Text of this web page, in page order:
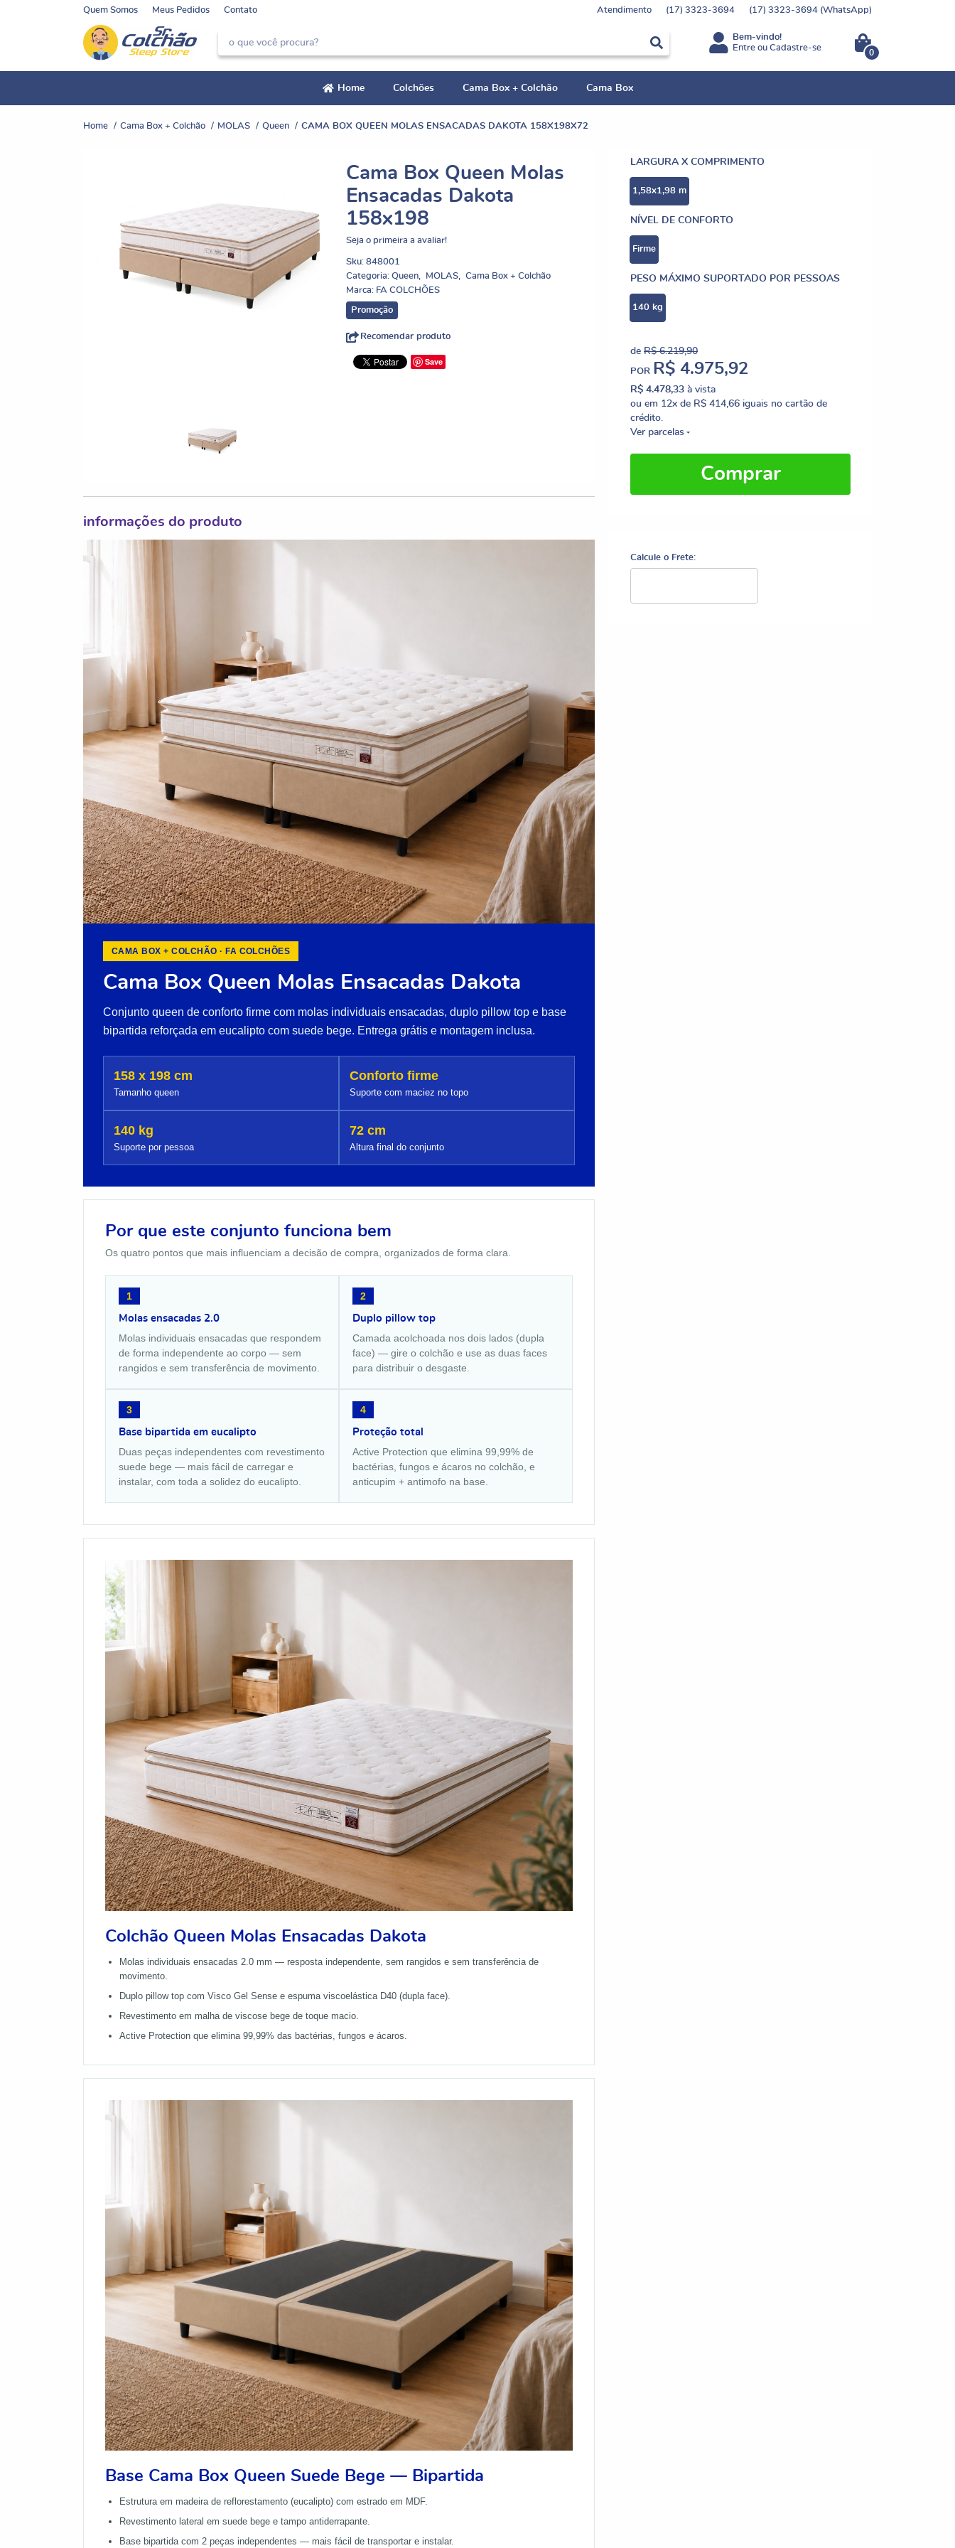
Quem Somos Meus Pedidos Contato Atendimento (17) 3323-3694 (17) 3323-3694 (WhatsApp)
Bem-vindo!
Entre ouCadastre-se 0
Home Colchões Cama Box + Colchão Cama Box
Home Cama Box + Colchão MOLAS Queen CAMA BOX QUEEN MOLAS ENSACADAS DAKOTA 158X198X72
Cama Box Queen Molas
Ensacadas Dakota
158x198
Seja o primeira a avaliar!
Sku: 848001
Categoria: Queen MOLAS
Cama Box + Colchão
Marca: FA COLCHÕES
Promoção
Recomendar produto
Save
LARGURA X COMPRIMENTO
1,58x1,98 m
NÍVEL DE CONFORTO
Firme
PESO MÁXIMO SUPORTADO POR PESSOAS
140 kg
de R$ 6.219,90
POR R$ 4.975,92
R$ 4.478,33 à vista
ou em 12x de R$ 414,66 iguais no cartão de
crédito.
Ver parcelas
Comprar
Calcule o Frete:
informações do produto
CAMA BOX + COLCHÃO · FA COLCHÕES
Cama Box Queen Molas Ensacadas Dakota
Conjunto queen de conforto firme com molas individuais ensacadas, duplo pillow top e base
bipartida reforçada em eucalipto com suede bege. Entrega grátis e montagem inclusa.
158 x 198 cm
Tamanho queen
Conforto firme
Suporte com maciez no topo
140 kg
Suporte por pessoa
72 cm
Altura final do conjunto
Por que este conjunto funciona bem
Os quatro pontos que mais influenciam a decisão de compra, organizados de forma clara.
1
Molas ensacadas 2.0
Molas individuais ensacadas que respondem
de forma independente ao corpo — sem
rangidos e sem transferência de movimento.
2
Duplo pillow top
Camada acolchoada nos dois lados (dupla
face) — gire o colchão e use as duas faces
para distribuir o desgaste.
3
Base bipartida em eucalipto
Duas peças independentes com revestimento
suede bege — mais fácil de carregar e
instalar, com toda a solidez do eucalipto.
4
Proteção total
Active Protection que elimina 99,99% de
bactérias, fungos e ácaros no colchão, e
anticupim + antimofo na base.
Colchão Queen Molas Ensacadas Dakota
Molas individuais ensacadas 2.0 mm — resposta independente, sem rangidos e sem transferência de
movimento.
Duplo pillow top com Visco Gel Sense e espuma viscoelástica D40 (dupla face).
Revestimento em malha de viscose bege de toque macio.
Active Protection que elimina 99,99% das bactérias, fungos e ácaros.
Base Cama Box Queen Suede Bege — Bipartida
Estrutura em madeira de reflorestamento (eucalipto) com estrado em MDF.
Revestimento lateral em suede bege e tampo antiderrapante.
Base bipartida com 2 peças independentes — mais fácil de transportar e instalar.